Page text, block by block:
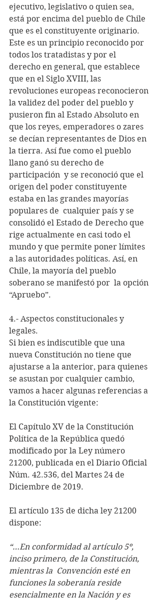
ejecutivo, legislativo o quien sea,
está por encima del pueblo de Chile
que es el constituyente originario.
Este es un principio reconocido por
todos los tratadistas y por el
derecho en general, que establece
que en el Siglo XVIII, las
revoluciones europeas reconocieron
la validez del poder del pueblo y
pusieron fin al Estado Absoluto en
que los reyes, emperadores o zares
se decían representantes de Dios en
la tierra. Así fue como el pueblo
llano ganó su derecho de
participación  y se reconoció que el
origen del poder constituyente
estaba en las grandes mayorías
populares de  cualquier país y se
consolidó el Estado de Derecho que
rige actualmente en casi todo el
mundo y que permite poner límites
a las autoridades políticas. Así, en
Chile, la mayoría del pueblo
soberano se manifestó por  la opción
“Apruebo”.
4.- Aspectos constitucionales y
legales.
Si bien es indiscutible que una
nueva Constitución no tiene que
ajustarse a la anterior, para quienes
se asustan por cualquier cambio,
vamos a hacer algunas referencias a
la Constitución vigente:
El Capítulo XV de la Constitución
Política de la República quedó
modificado por la Ley número
21200, publicada en el Diario Oficial
Núm. 42.536, del Martes 24 de
Diciembre de 2019.
El artículo 135 de dicha ley 21200
dispone:
“…En conformidad al artículo 5º,
inciso primero, de la Constitución,
mientras la  Convención esté en
funciones la soberanía reside
esencialmente en la Nación y es